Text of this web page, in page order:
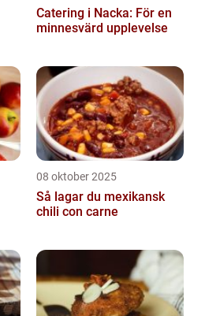
Catering i Nacka: För en
minnesvärd upplevelse
08 oktober 2025
Så lagar du mexikansk
chili con carne